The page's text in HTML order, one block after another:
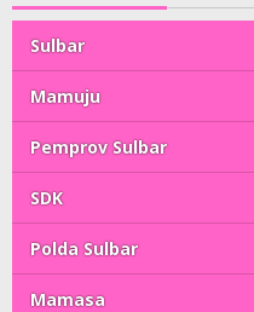
Sulbar
Mamuju
Pemprov Sulbar
SDK
Polda Sulbar
Mamasa